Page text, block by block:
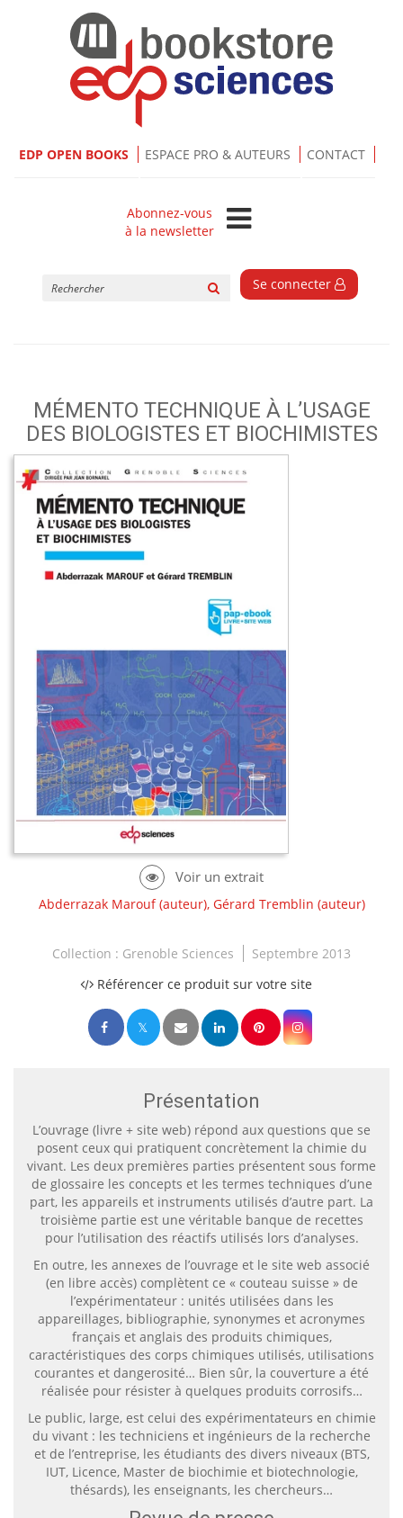
EDP OPEN BOOKS ESPACE PRO & AUTEURS CONTACT
Abonnez-vous
à la newsletter
Se connecter
MÉMENTO TECHNIQUE À L’USAGE
DES BIOLOGISTES ET BIOCHIMISTES
Abderrazak Marouf(auteur), Gérard Tremblin (auteur)
Collection : Grenoble Sciences
Septembre 2013
Référencer ce produit sur votre site
Présentation
L’ouvrage (livre + site web) répond aux questions que se
posent ceux qui pratiquent concrètement la chimie du
vivant. Les deux premières parties présentent sous forme
de glossaire les concepts et les termes techniques d’une
part, les appareils et instruments utilisés d’autre part. La
troisième partie est une véritable banque de recettes
pour l’utilisation des réactifs utilisés lors d’analyses.
En outre, les annexes de l’ouvrage et le site web associé
(en libre accès) complètent ce « couteau suisse » de
l’expérimentateur : unités utilisées dans les
appareillages, bibliographie, synonymes et acronymes
français et anglais des produits chimiques,
caractéristiques des corps chimiques utilisés, utilisations
courantes et dangerosité… Bien sûr, la couverture a été
réalisée pour résister à quelques produits corrosifs…
Le public, large, est celui des expérimentateurs en chimie
du vivant : les techniciens et ingénieurs de la recherche
et de l’entreprise, les étudiants des divers niveaux (BTS,
IUT, Licence, Master de biochimie et biotechnologie,
thésards), les enseignants, les chercheurs…